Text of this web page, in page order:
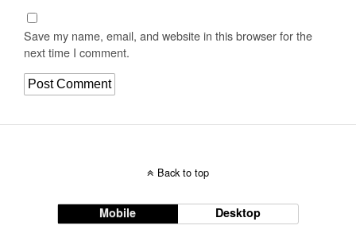
Save my name, email, and website in this browser for the
next time I comment.
Back to top
Mobile Desktop